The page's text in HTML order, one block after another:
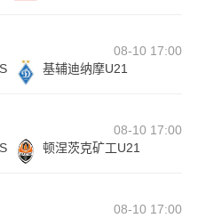
08-10 17:00
基辅迪纳摩U21
08-10 17:00
顿涅茨克矿工U21
08-10 17:00